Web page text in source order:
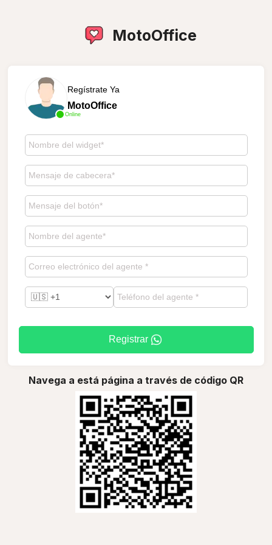
MotoOffice
Online
Regístrate Ya
MotoOffice
Registrar
Navega a está página a través de código QR